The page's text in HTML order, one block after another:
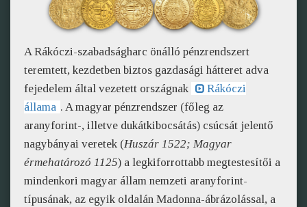
A Rákóczi-szabadságharc önálló pénzrendszert
teremtett, kezdetben biztos gazdasági hátteret adva
fejedelem által vezetett országnak
Rákóczi
állama . A magyar pénzrendszer (főleg az
aranyforint-, illetve dukátkibocsátás) csúcsát jelentő
nagybányai veretek (Huszár 1522; Magyar
érmehatározó 1125) a legkiforrottabb megtestesítői a
mindenkori magyar állam nemzeti aranyforint-
típusának, az egyik oldalán Madonna-ábrázolással, a